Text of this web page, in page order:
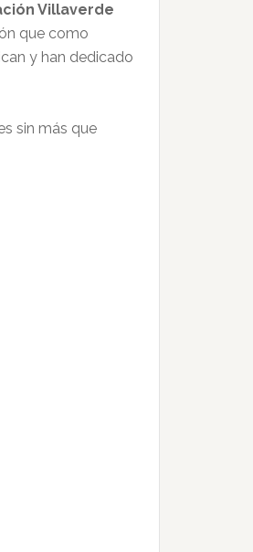
Villaverde
que como
y han dedicado
sin más que